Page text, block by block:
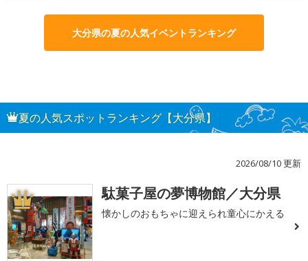
大分県の夏の人気イベントランキング
夏の人気スポットランキング【大分県】
2026/08/10 更新
1 駄菓子屋の夢博物館／大分県
懐かしのおもちゃに迎えられ童心にかえる